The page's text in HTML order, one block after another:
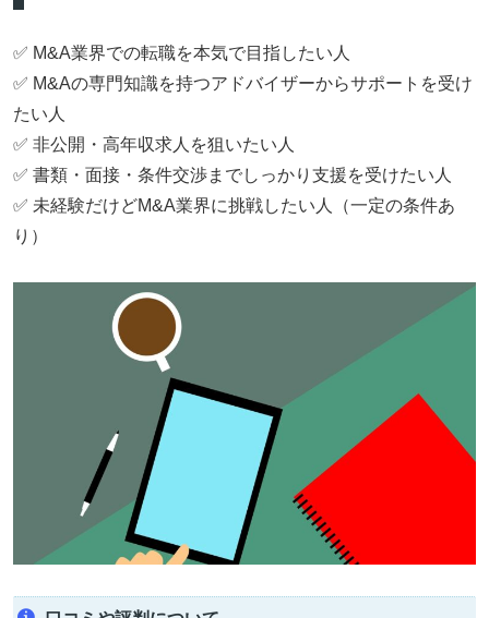
✅ M&A業界での転職を本気で目指したい人
✅ M&Aの専門知識を持つアドバイザーからサポートを受け
たい人
✅ 非公開・高年収求人を狙いたい人
✅ 書類・面接・条件交渉までしっかり支援を受けたい人
✅ 未経験だけどM&A業界に挑戦したい人（一定の条件あ
り）